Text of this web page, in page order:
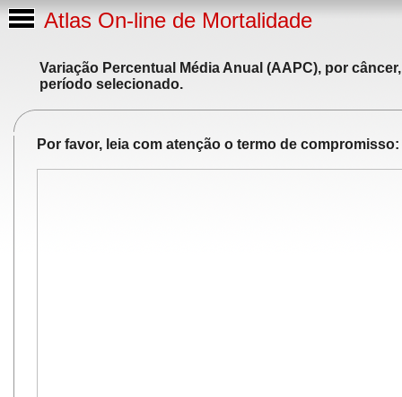
Atlas On-line de Mortalidade
Variação Percentual Média Anual (AAPC), por
período selecionado.
Por favor, leia com atenção o termo de compromisso: